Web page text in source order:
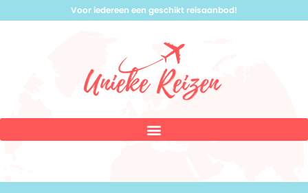
Voor iedereen een geschikt reisaanbod!